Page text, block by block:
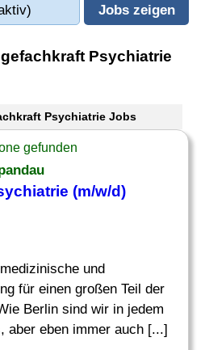
Psychiatrie
Psychiatrie Jobs
gefunden
(m/w/d)
und
für einen großen Teil der
Berlin sind wir in jedem
aber eben immer auch [...]